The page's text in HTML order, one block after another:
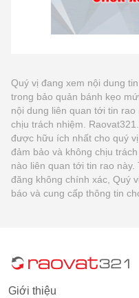
Quý vị đang xem nội dung
trong bảo quản bánh kẹo
nội dung liên quan tới tin
chịu trách nhiệm.
được hữu ích nhất cho quý
đảm bảo và không chịu
nào liên quan tới tin rao
đăng không chính xác, Quý
báo và cung cấp thông tin
Giới thiệu